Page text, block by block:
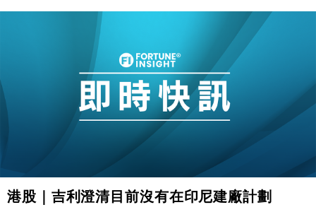
國際｜特朗普赴洛杉磯高球場活動前 男子攜槍彈被捕
財經｜香港7月PMI回落至51 企業擴張放慢兼縮減人
財經｜黑石傳再籌逾360億美元 支援Anthropic租用
Google晶片
財經｜美商務部擬擴大金屬關稅範圍 14類產品或加徵
本地｜新世界K11 9月升級會員制度 增鉑金卡級別鎖
17:40
財經｜本港6月零售額連升14個月 珠寶鐘錶銷售升勢
最強
港股｜吉利澄清目前沒有在印尼建廠計劃